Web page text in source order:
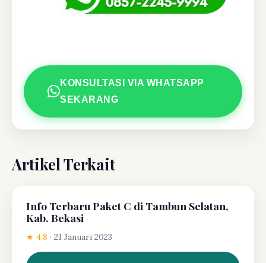
KONSULTASI VIA WHATSAPP
SEKARANG
Artikel Terkait
Info Terbaru Paket C di Tambun Selatan,
Kab. Bekasi
★ 4.8 · 21 Januari 2023